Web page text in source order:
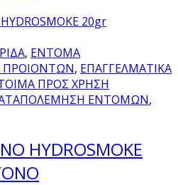
, ΕΝΤΟΜΑ
, ΕΠΑΓΓΕΛΜΑΤΙΚΑ
ΠΡΟΣ ΧΡΗΣΗ
ΕΝΤΟΜΩΝ,
HYDROSMOKE​